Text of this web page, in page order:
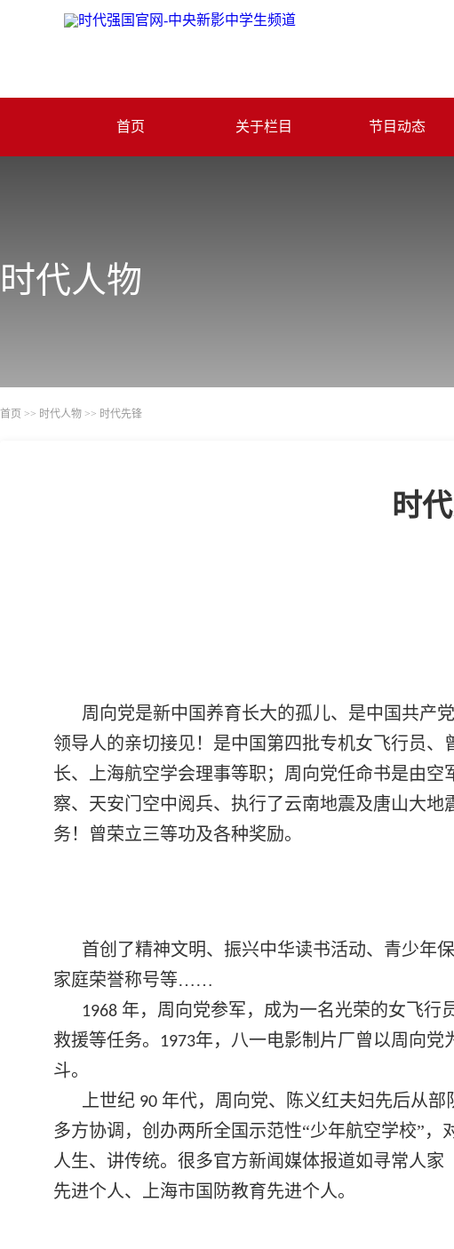
首页 关于栏目 节目动态
时代人物
首页 >> 时代人物 >> 时代先锋
时
——记
全
周向党是新中国养育长大的孤儿、是中国共产党
领导人的亲切接见！是中国第四批专机女飞行员、
长、上海航空学会理事等职；周向党任命书是由
察、天安门空中阅兵、执行了云南地震及唐山大
务！曾荣立三等功及各种奖励。
首创了精神文明、振兴中华读书活动、青少年
家庭荣誉称号等……
1968 年，周向党参军，成为一名光荣的女飞行
救援等任务。
1973年，八一电影制片厂曾以周向
斗。
上世纪 90 年代，周向党、陈义红夫妇先后从
多方协调，创办两所全国示范性“少年航空学校”
人生、讲传统。很多官方新闻媒体报道如寻常人家
先进个人、上海市国防教育先进个人。